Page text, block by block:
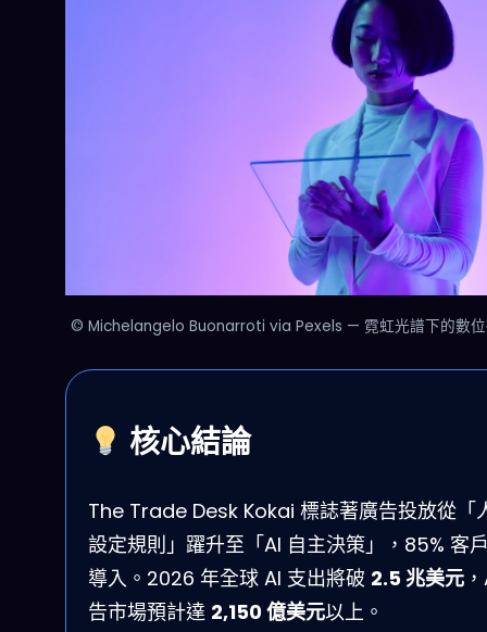
© Michelangelo Buonarroti via Pexels — 霓虹光譜下的數
核心結論
The Trade Desk Kokai 標誌著廣告投放從「
設定規則」躍升至「AI 自主決策」，85% 客
導入。2026 年全球 AI 支出將破 2.5 兆美元
告市場預計達 2,150 億美元以上。